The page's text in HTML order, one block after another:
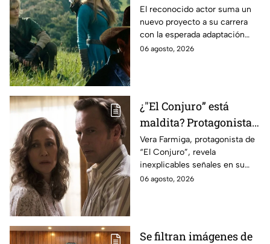
antes de morir: esto es
lo que se sabe hasta
ahora
El reconocido actor suma un
nuevo proyecto a su carrera
con la esperada adaptación
cinematográfica del popular
06 agosto, 2026
¿"El Conjuro” está
maldita? Protagonista
revela INQUIETANTES
señales en su cuerpo
durante la grabación de
la película
Vera Farmiga, protagonista de
“El Conjuro”, revela
inexplicables señales en su
cuerpo durante el rodaje de la
06 agosto, 2026
Se filtran imágenes de